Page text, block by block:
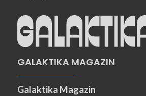
GALAKTIKA MAGAZIN
Galaktika Magazin